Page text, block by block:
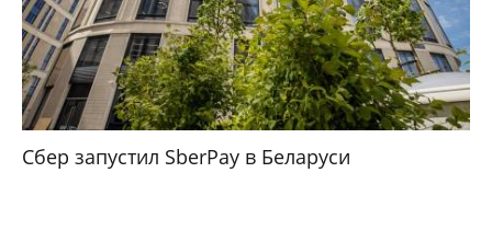
Сбер запустил SberPay в Беларуси